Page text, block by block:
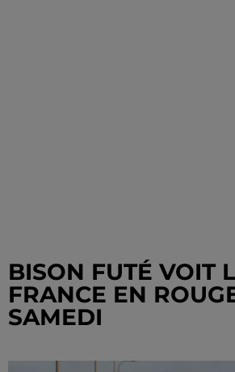
BISON FUTÉ VOIT
FRANCE EN
SAMEDI